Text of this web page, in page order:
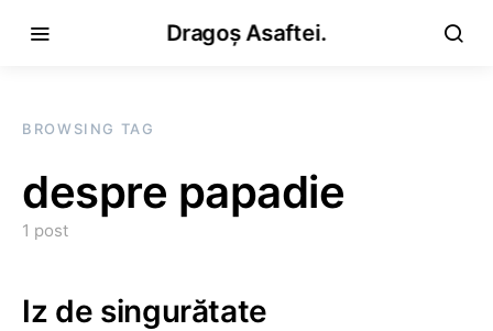
Dragoș Asaftei.
BROWSING TAG
despre papadie
1 post
Iz de singurătate